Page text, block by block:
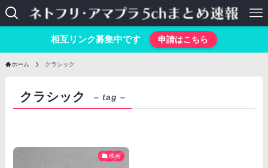
相互リンク募集中です 申請はこちら
ホーム クラシック
クラシック – tag –
映画